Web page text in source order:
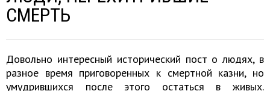
СМЕРТЬ
Довольно интересный исторический пост о людях, в
разное время приговоренных к смертной казни, но
умудрившихся после этого остаться в живых.